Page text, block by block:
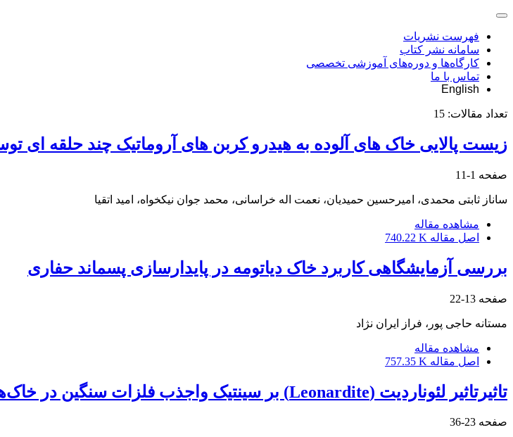
فهرست نشریات
سامانه نشر کتاب
کارگاه‌ها و دوره‌های آموزشی تخصصی
تماس با ما
English
تعداد مقالات: 15
زیست پالایی خاک های آلوده به هیدرو کربن های آروماتیک چند حلقه ای
صفحه 1-11
ساناز ثابتی محمدی، امیرحسین حمیدیان، نعمت اله خراسانی، محمد جوان نیکخواه، امید اتقیا
مشاهده مقاله
اصل مقاله 740.22 K
بررسی آزمایشگاهی کاربرد خاک دیاتومه در پایدارسازی پسماند حفاری
صفحه 13-22
مستانه حاجی پور، فراز ایران نژاد
مشاهده مقاله
اصل مقاله 757.35 K
تاثیرتاثیر لئوناردیت (Leonardite) بر سینتیک واجذب فلزات سنگین در خاک‌های آلوده با مواد مادری متفاوت
صفحه 23-36